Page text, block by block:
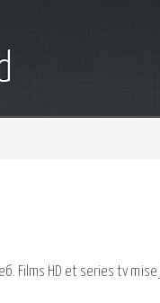
Films HD et series tv